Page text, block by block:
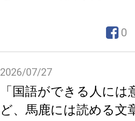
0
2026/07/27
「国語ができる人には
ど、馬鹿には読める文